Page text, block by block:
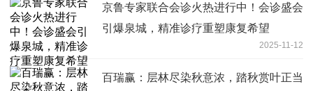
京鲁专家联合会诊火热进行中！会诊盛会
引爆泉城，精准诊疗重塑康复希望
2025-11-12
百瑞赢：层林尽染秋意浓，踏秋赏叶正当